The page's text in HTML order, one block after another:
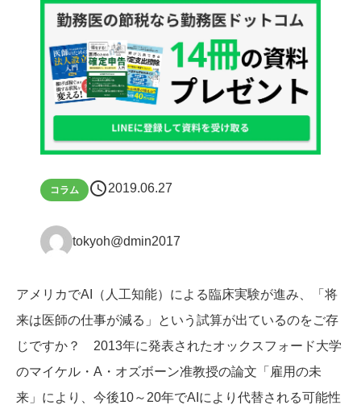
コラム schedule2019.06.27
tokyoh@dmin2017
アメリカでAI（人工知能）による臨床実験が進み、「将
来は医師の仕事が減る」という試算が出ているのをご存
じですか？ 2013年に発表されたオックスフォード大学
のマイケル・A・オズボーン准教授の論文「雇用の未
来」により、今後10～20年でAIにより代替される可能性